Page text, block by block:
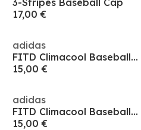
3-Stripes Baseball Cap
17,00 €
adidas
FITD Climacool Baseball Cap
15,00 €
adidas
FITD Climacool Baseball Cap
15,00 €